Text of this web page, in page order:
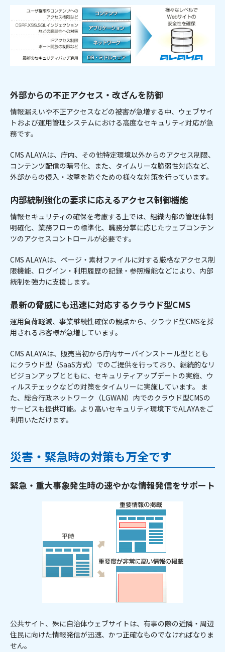
外部からの不正アクセス・改ざんを防御
情報漏えいや不正アクセスなどの被害が急増する中、ウェブサイ
トおよび運用管理システムにおける高度なセキュリティ対応が急
務です。
CMS ALAYAは、庁内、その他特定環境以外からのアクセス制限、
コンテンツ配信の暗号化、また、タイムリーな脆弱性対応など、
外部からの侵入・攻撃を防ぐための様々な対策を行っています。
内部統制強化の要求に応えるアクセス制御機能
情報セキュリティの確保を考慮する上では、組織内部の管理体制
明確化、業務フローの標準化、職務分掌に応じたウェブコンテン
ツのアクセスコントロールが必要です。
CMS ALAYAは、ページ・素材ファイルに対する厳格なアクセス制
限機能、ログイン・利用履歴の記録・参照機能などにより、内部
統制を強力に支援します。
最新の脅威にも迅速に対応するクラウド型CMS
運用負荷軽減、事業継続性確保の観点から、クラウド型CMSを採
用されるお客様が急増しています。
CMS ALAYAは、販売当初から庁内サーバインストール型ととも
にクラウド型（SaaS方式）でのご提供を行っており、継続的なリ
ビジョンアップとともに、セキュリティアップデートの実施、ウ
ィルスチェックなどの対策をタイムリーに実施しています。 ま
た、総合行政ネットワーク（LGWAN）内でのクラウド型CMSの
サービスも提供可能。より高いセキュリティ環境下でALAYAをご
利用いただけます。
災害・緊急時の対策も万全です
緊急・重大事象発生時の速やかな情報発信をサポート
公共サイト、殊に自治体ウェブサイトは、有事の際の近隣・周辺
住民に向けた情報発信が迅速、かつ正確なものでなければなりま
せん。